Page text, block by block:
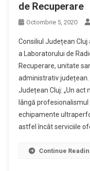
de Recuperare
Octombrie 5, 2020
Consiliul Județean
a Laboratorului de
Recuperare, unitate
administrativ județean.
Județean Cluj: „Un act
lângă
echipamente
astfel încât serviciile
Continue